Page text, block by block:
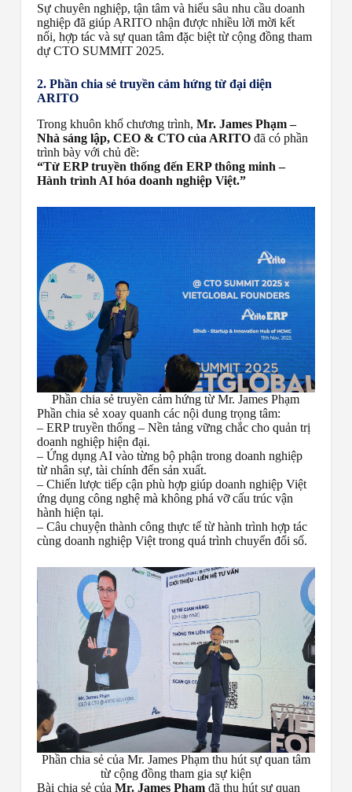
Sự chuyên nghiệp, tận tâm và hiểu sâu nhu cầu doanh
nghiệp đã giúp ARITO nhận được nhiều lời mời kết
nối, hợp tác và sự quan tâm đặc biệt từ cộng đồng tham
dự CTO SUMMIT 2025.
2. Phần chia sẻ truyền cảm hứng từ đại diện
ARITO
Trong khuôn khổ chương trình, Mr. James Phạm –
Nhà sáng lập, CEO & CTO của ARITOđã có phần
trình bày với chủ đề:
“Từ ERP truyền thống đến ERP thông minh –
Hành trình AI hóa doanh nghiệp Việt.”
Phần chia sẻ truyền cảm hứng từ Mr. James Phạm
Phần chia sẻ xoay quanh các nội dung trọng tâm:
– ERP truyền thống – Nền tảng vững chắc cho quản trị
doanh nghiệp hiện đại.
– Ứng dụng AI vào từng bộ phận trong doanh nghiệp
từ nhân sự, tài chính đến sản xuất.
– Chiến lược tiếp cận phù hợp giúp doanh nghiệp Việt
ứng dụng công nghệ mà không phá vỡ cấu trúc vận
hành hiện tại.
– Câu chuyện thành công thực tếtừ hành trình hợp tác
cùng doanh nghiệp Việt trong quá trình chuyển đổi số.
Phần chia sẻ của Mr. James Phạm thu hút sự quan tâm
từ cộng đồng tham gia sự kiện
Bài chia sẻ của Mr. James Phạmđã thu hút sự quan